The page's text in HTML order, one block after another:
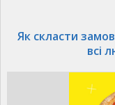
Як скласти
всі